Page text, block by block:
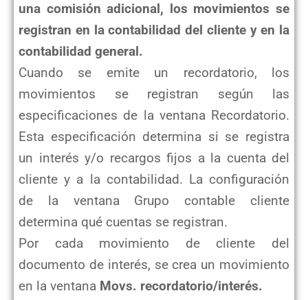
una comisión adicional, los movimientos se
registran en la contabilidad del cliente y en la
contabilidad general.
Cuando se emite un recordatorio, los
movimientos se registran según las
especificaciones de la ventana Recordatorio.
Esta especificación determina si se registra
un interés y/o recargos fijos a la cuenta del
cliente y a la contabilidad. La configuración
de la ventana Grupo contable cliente
determina qué cuentas se registran.
Por cada movimiento de cliente del
documento de interés, se crea un movimiento
en la ventana Movs. recordatorio/interés.